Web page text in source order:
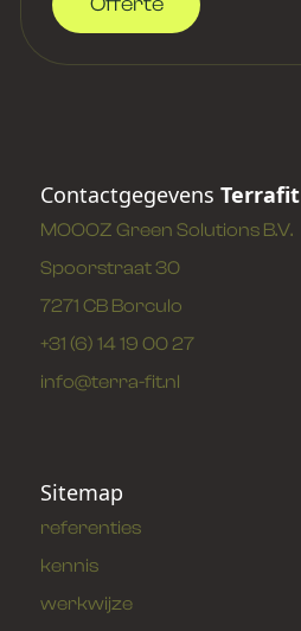
Contactgegevens Terrafit
MOOOZ Green Solutions B.V.
Spoorstraat 30
7271 CB Borculo
+31 (6) 14 19 00 27
info@terra-fit.nl
Sitemap
referenties
kennis
werkwijze